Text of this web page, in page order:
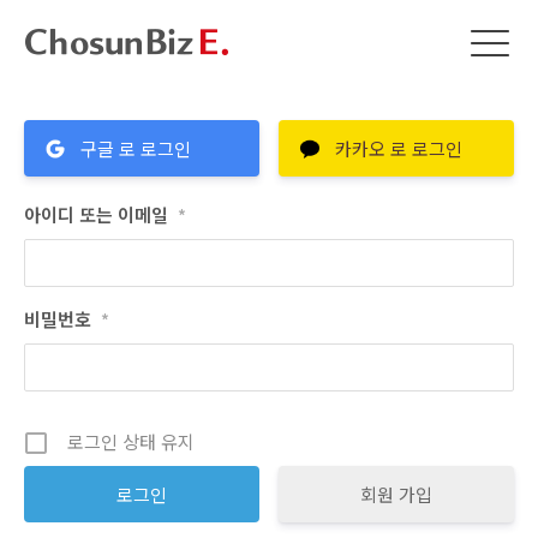
구글 로 로그인 카카오 로 로그인
아이디 또는 이메일 *
비밀번호 *
로그인 상태 유지
회원 가입